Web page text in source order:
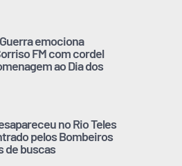
emociona
FM com cordel
ao Dia dos
no Rio Teles
pelos Bombeiros
de buscas